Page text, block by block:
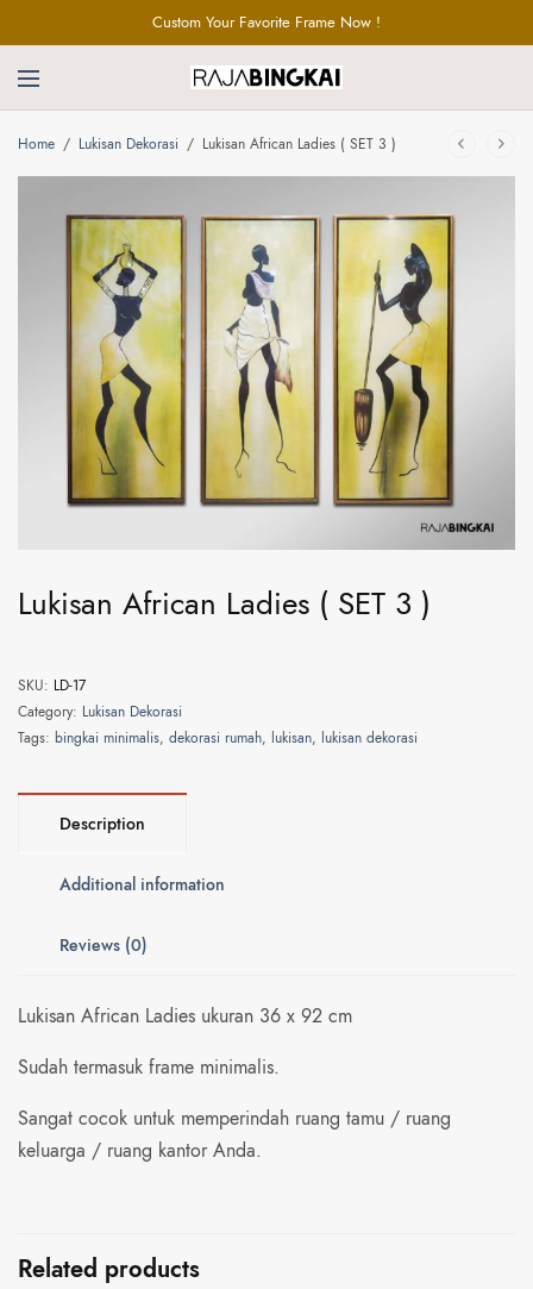
Custom Your Favorite Frame Now !
Home / Lukisan Dekorasi / Lukisan African Ladies ( SET 3 )
Lukisan African Ladies ( SET 3 )
SKU: LD-17
Category: Lukisan Dekorasi
Tags: bingkai minimalis, dekorasi rumah, lukisan, lukisan dekorasi
Description
Additional information
Reviews (0)
Lukisan African Ladies ukuran 36 x 92 cm
Sudah termasuk frame minimalis.
Sangat cocok untuk memperindah ruang tamu / ruang
keluarga / ruang kantor Anda.
Related products